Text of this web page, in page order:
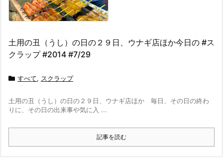
土用の丑（うし）の日の２９日、ウナギ店ほか今日の #ス
クラップ #2014 #7/29
すべて, スクラップ
土用の丑（うし）の日の２９日、ウナギ店ほか 毎日、その日の終わ
りに、その日の出来事や気に入 ...
記事を読む